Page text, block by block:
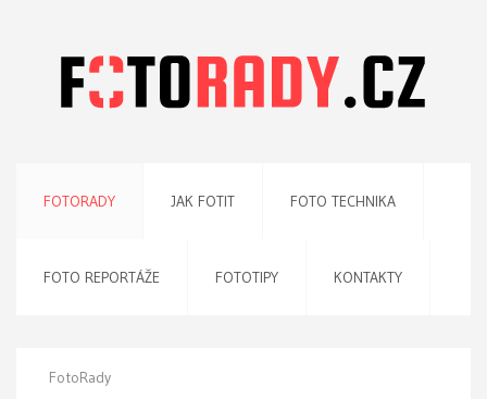
FOTORADY JAK FOTIT FOTO TECHNIKA
FOTO REPORTÁŽE FOTOTIPY KONTAKTY
FotoRady